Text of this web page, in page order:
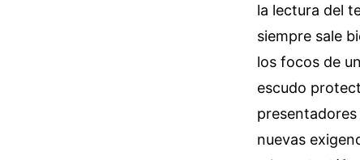
la lectura del
siempre sale
los focos de
escudo
nuevas